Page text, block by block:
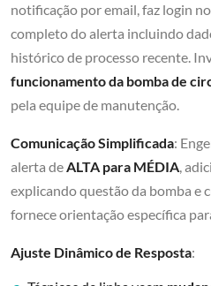
notificação por email, faz login
completo do alerta incluindo
histórico de processo recente.
funcionamento da bomba de
pela equipe de manutenção.
Comunicação Simplificada:
alerta deALTA para MÉDIA,
explicando questão da bomba e
fornece orientação específica
Ajuste Dinâmico de Resposta: